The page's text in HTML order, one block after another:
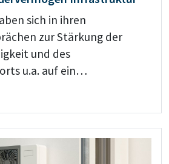
sich in ihren
zur Stärkung der
und des
u.a. auf ein…